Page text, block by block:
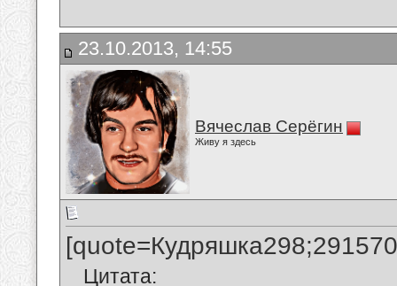
23.10.2013, 14:55
Вячеслав Серёгин
Живу я здесь
Цитата: